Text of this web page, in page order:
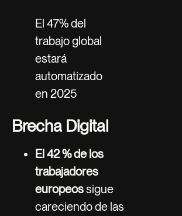
El 47% del
trabajo global
estará
automatizado
en 2025
Brecha Digital
El 42 % de los
trabajadores
europeossigue
careciendo de las